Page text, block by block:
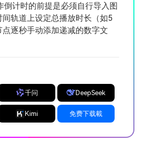
计时的前提是必须自行导入图
间轨道上设定总播放时长（如5
逐秒手动添加递减的数字文
千问 DeepSeek
Kimi 免费下载載